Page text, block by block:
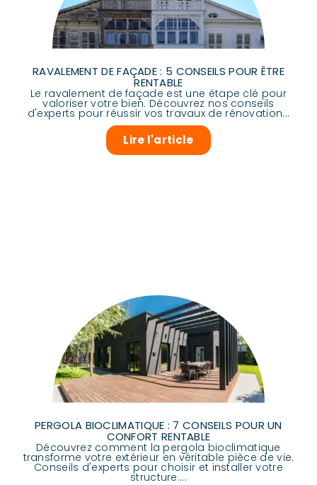
RAVALEMENT DE FAÇADE : 5 CONSEILS POUR ÊTRE
RENTABLE
Le ravalement de façade est une étape clé pour
valoriser votre bien. Découvrez nos conseils
d'experts pour réussir vos travaux de rénovation...
Lire l'article
PERGOLA BIOCLIMATIQUE : 7 CONSEILS POUR UN
CONFORT RENTABLE
Découvrez comment la pergola bioclimatique
transforme votre extérieur en véritable pièce de vie.
Conseils d'experts pour choisir et installer votre
structure....